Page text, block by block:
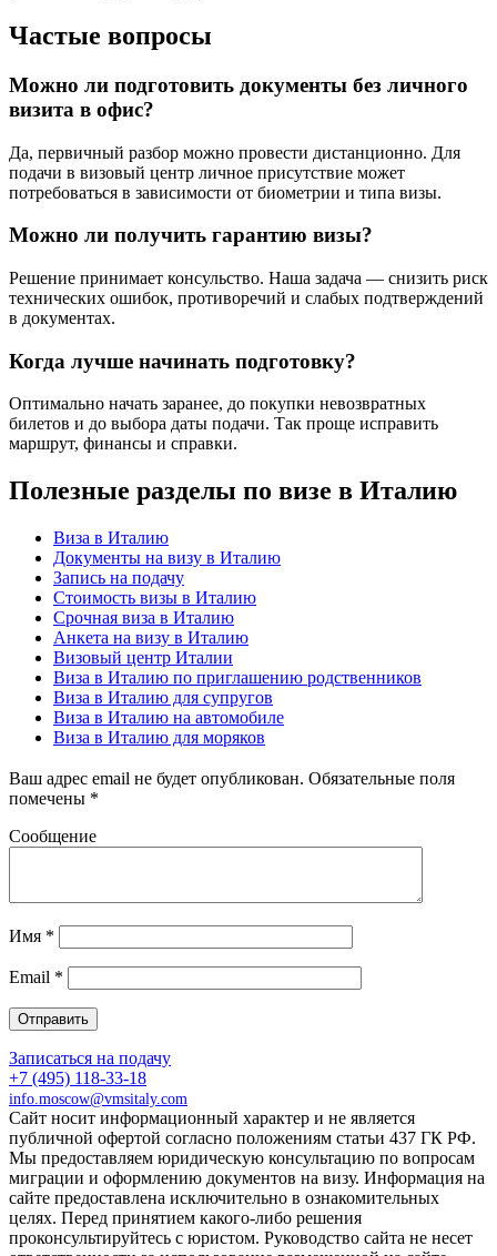
Частые вопросы
Можно ли подготовить документы без личного
визита в офис?
Да, первичный разбор можно провести дистанционно. Для
подачи в визовый центр личное присутствие может
потребоваться в зависимости от биометрии и типа визы.
Можно ли получить гарантию визы?
Решение принимает консульство. Наша задача — снизить риск
технических ошибок, противоречий и слабых подтверждений
в документах.
Когда лучше начинать подготовку?
Оптимально начать заранее, до покупки невозвратных
билетов и до выбора даты подачи. Так проще исправить
маршрут, финансы и справки.
Полезные разделы по визе в Италию
Виза в Италию
Документы на визу в Италию
Запись на подачу
Стоимость визы в Италию
Срочная виза в Италию
Анкета на визу в Италию
Визовый центр Италии
Виза в Италию по приглашению родственников
Виза в Италию для супругов
Виза в Италию на автомобиле
Виза в Италию для моряков
Ваш адрес email не будет опубликован. Обязательные поля
помечены *
Сообщение
Имя *
Email *
Записаться на подачу
+7 (495) 118-33-18
info.moscow@vmsitaly.com
Cайт носит информационный характер и не является
публичной офертой согласно положениям статьи 437 ГК РФ.
Мы предоставляем юридическую консультацию по вопросам
миграции и оформлению документов на визу. Информация на
сайте предоставлена исключительно в ознакомительных
целях. Перед принятием какого-либо решения
проконсультируйтесь с юристом. Руководство сайта не несет